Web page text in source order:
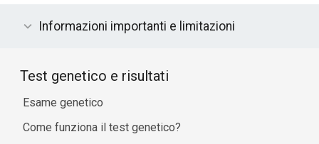
Informazioni importanti e limitazioni
Test genetico e risultati
Esame genetico
Come funziona il test genetico?